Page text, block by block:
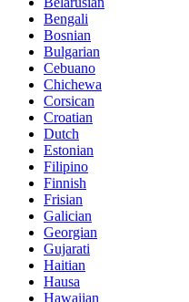
Bengali
Bosnian
Bulgarian
Cebuano
Chichewa
Corsican
Croatian
Dutch
Estonian
Filipino
Finnish
Frisian
Galician
Georgian
Gujarati
Haitian
Hausa
Hawaiian